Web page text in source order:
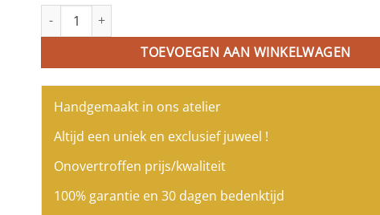
Brede wit gouden ring gezet met diamanten aantal
TOEVOEGEN AAN WINKELWAGEN
Handgemaakt in ons atelier
Altijd een uniek en exclusief juweel !
Onovertroffen prijs/kwaliteit
100% garantie en 30 dagen bedenktijd